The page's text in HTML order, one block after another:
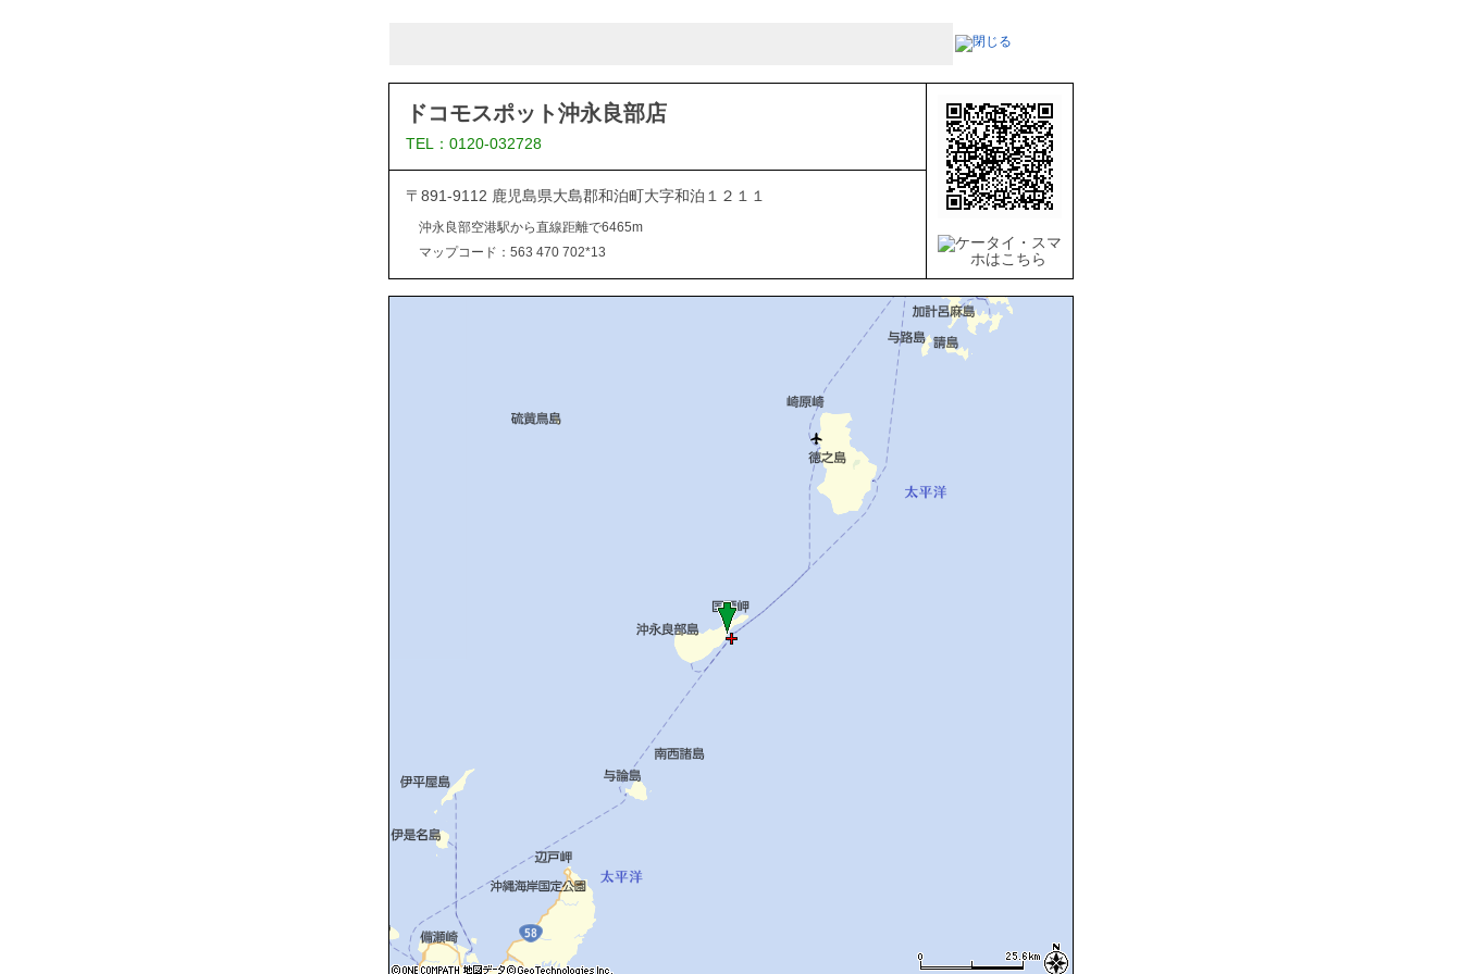
ドコモスポット沖永良部店
TEL：0120-032728
〒891-9112 鹿児島県大島郡和泊町大字和泊１２１１
沖永良部空港駅から直線距離で6465m
マップコード：563 470 702*13